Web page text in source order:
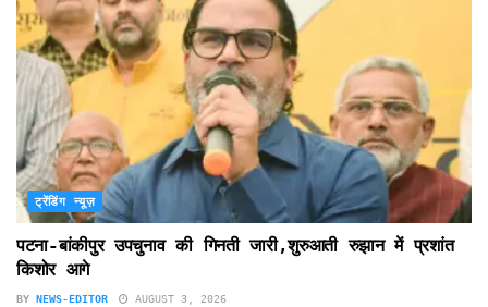
ट्रेंडिंग न्यूज़
पटना-बांकीपुर उपचुनाव की गिनती जारी,शुरुआती रुझान में प्रशांत
किशोर आगे
BY NEWS-EDITOR AUGUST 3, 2026